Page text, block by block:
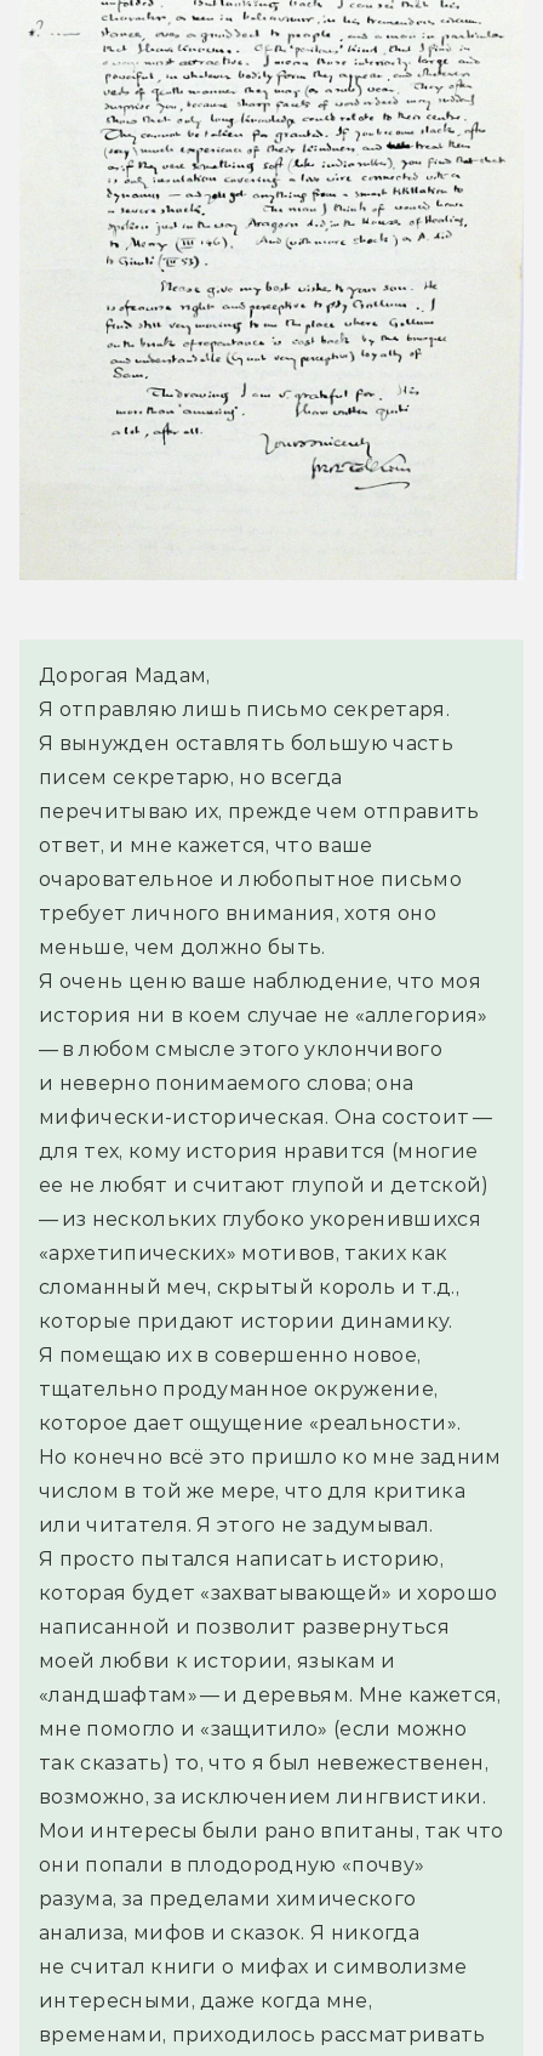
Дорогая Мадам,
Я отправляю лишь письмо секретаря.
Я вынужден оставлять большую часть
писем секретарю, но всегда
перечитываю их, прежде чем отправить
ответ, и мне кажется, что ваше
очаровательное и любопытное письмо
требует личного внимания, хотя оно
меньше, чем должно быть.
Я очень ценю ваше наблюдение, что моя
история ни в коем случае не «аллегория»
— в любом смысле этого уклончивого
и неверно понимаемого слова; она
мифически-историческая. Она состоит —
для тех, кому история нравится (многие
ее не любят и считают глупой и детской)
— из нескольких глубоко укоренившихся
«архетипических» мотивов, таких как
сломанный меч, скрытый король и т.д.,
которые придают истории динамику.
Я помещаю их в совершенно новое,
тщательно продуманное окружение,
которое дает ощущение «реальности».
Но конечно всё это пришло ко мне задним
числом в той же мере, что для критика
или читателя. Я этого не задумывал.
Я просто пытался написать историю,
которая будет «захватывающей» и хорошо
написанной и позволит развернуться
моей любви к истории, языкам и
«ландшафтам» — и деревьям. Мне кажется,
мне помогло и «защитило» (если можно
так сказать) то, что я был невежественен,
возможно, за исключением лингвистики.
Мои интересы были рано впитаны, так что
они попали в плодородную «почву»
разума, за пределами химического
анализа, мифов и сказок. Я никогда
не считал книги о мифах и символизме
интересными, даже когда мне,
временами, приходилось рассматривать